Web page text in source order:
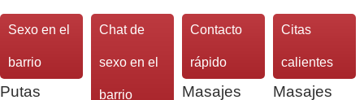
Sexo en el
barrio
Putas
Chat de
sexo en el
barrio
Contacto
rápido
Masajes
Citas
calientes
Masajes